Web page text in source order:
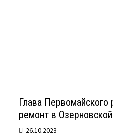
Глава Первомайского
ремонт в
26.10.2023